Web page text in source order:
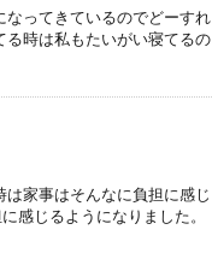
なってきているのでどーすれ
時は私もたいがい寝てるの
家事はそんなに負担に感じ
感じるようになりました。